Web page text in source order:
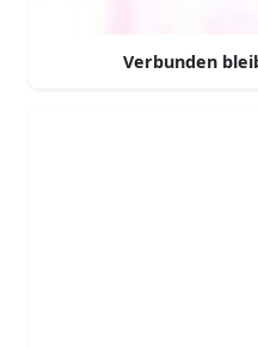
Verbunden